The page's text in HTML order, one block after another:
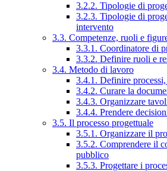
3.2.2. Tipologie di
3.2.3. Tipologie di
intervento
3.3. Competenze, ruoli e
3.3.1. Coordinatore di
3.3.2. Definire ruoli e
3.4. Metodo di lavoro
3.4.1. Definire
3.4.2. Curare la
3.4.3. Organizzare
3.4.4. Prendere
3.5. Il processo progettuale
3.5.1. Organizzare il
3.5.2. Comprendere il
pubblico
3.5.3. Progettare i